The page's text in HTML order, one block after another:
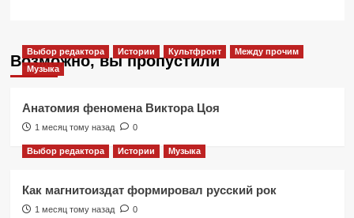
Возможно, вы пропустили
Выбор редактора Истории Культфронт
Между прочим
Музыка
Анатомия феномена Виктора Цоя
1 месяц тому назад 0
Выбор редактора Истории Музыка
Как магнитоиздат формировал русский рок
1 месяц тому назад 0